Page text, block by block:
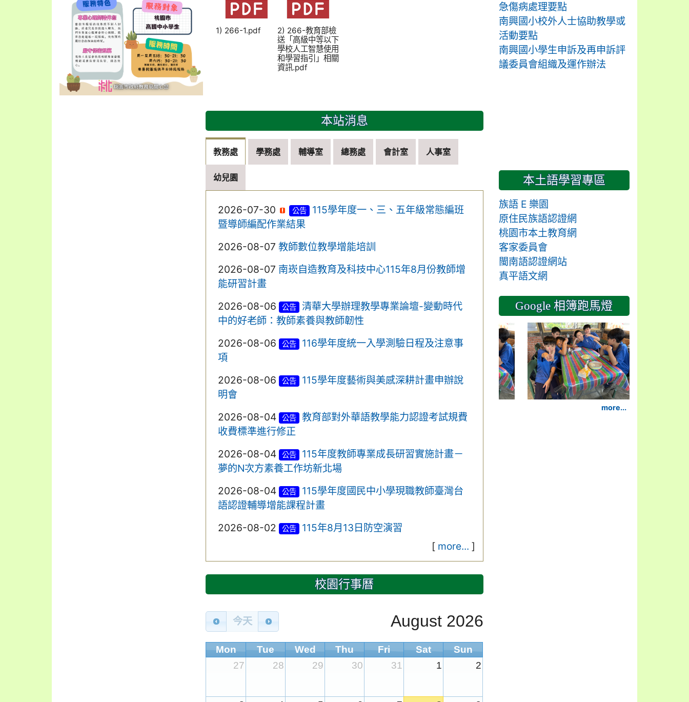
1) 266-1.pdf
2) 266-教育部檢
送「高級中等以下
學校人工智慧使用
和學習指引」相關
資訊.pdf
本站消息
教務處 學務處 輔導室 總務處 會計室 人事室
幼兒園
2026-07-30 公告
115學年度一、三、五年級常態編班
暨導師編配作業結果
2026-08-07教師數位教學增能培訓
2026-08-07 南崁自造教育及科技中心115年8月份教師增
能研習計畫
2026-08-06 公告
清華大學辦理教學專業論壇-變動時代
中的好老師：教師素養與教師韌性
2026-08-06 公告
116學年度統一入學測驗日程及注意事
項
2026-08-06 公告
115學年度藝術與美感深耕計畫申辦說
明會
2026-08-04 公告
教育部對外華語教學能力認證考試規費
收費標準進行修正
2026-08-04 公告
115年度教師專業成長研習實施計畫－
夢的N次方素養工作坊新北場
2026-08-04 公告
115學年度國民中小學現職教師臺灣台
語認證輔導增能課程計畫
2026-08-02 公告
115年8月13日防空演習
[ more... ]
校園行事曆
今天 August 2026
Mon Tue Wed Thu Fri Sat
Sun
27
28 29 30 31 1 2
急傷病處理要點
南興國小校外人士協助教學或
活動要點
南興國小學生申訴及再申訴評
議委員會組織及運作辦法
本土語學習專區
族語 E 樂園
原住民族語認證網
桃園市本土教育網
客家委員會
閩南語認證網站
真平語文網
Google 相簿跑馬燈
2024-11-14 六年
more...